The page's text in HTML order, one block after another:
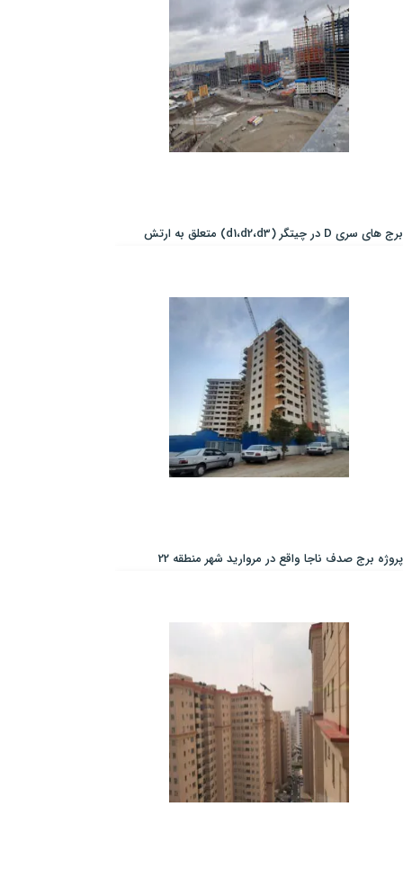
برج های سری D در چیتگر (d1،d2،d3) متعلق به ارتش
پروژه برج صدف ناجا واقع در مروارید شهر منطقه 22